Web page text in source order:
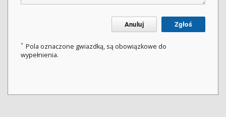
Anuluj Zgłoś
* Pola oznaczone gwiazdką, są obowiązkowe do
wypełnienia.